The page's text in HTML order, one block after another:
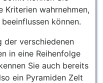
Kriterien wahrnehmen,
können.
der verschiedenen
in eine Reihenfolge
Sie auch bereits
ein Pyramiden Zelt